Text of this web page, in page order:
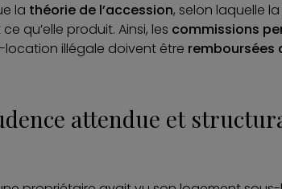
la théorie de l’accession, selon laquelle
qu’elle produit. Ainsi, les commissions
location illégale doivent être remboursées
attendue et